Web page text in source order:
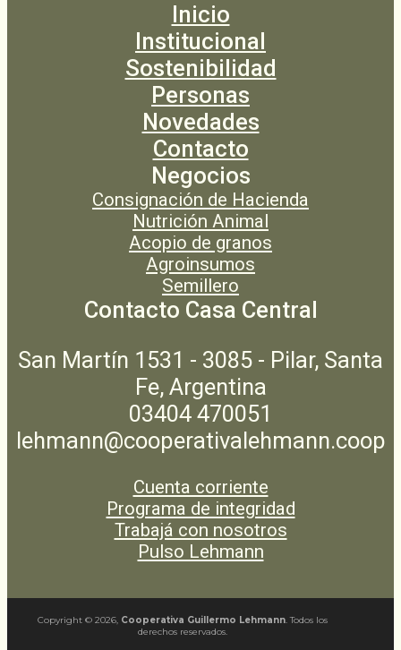
Inicio
Institucional
Sostenibilidad
Personas
Novedades
Contacto
Negocios
Consignación de Hacienda
Nutrición Animal
Acopio de granos
Agroinsumos
Semillero
Contacto Casa Central
San Martín 1531 - 3085 - Pilar, Santa
Fe, Argentina
03404 470051
lehmann@cooperativalehmann.coop
Cuenta corriente
Programa de integridad
Trabajá con nosotros
Pulso Lehmann
Copyright © 2026, Cooperativa Guillermo Lehmann. Todos los
derechos reservados.